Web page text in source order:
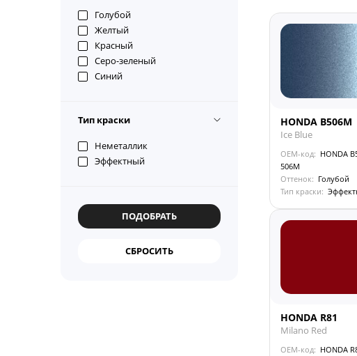
Голубой
Желтый
Красный
Серо-зеленый
Синий
Тип краски
Неметаллик
Эффектный
HONDA B506M
Ice Blue
OEM-код: HONDA
506M
Оттенок: Голубой
Тип краски:
HONDA R81
Milano Red
OEM-код: HONDA